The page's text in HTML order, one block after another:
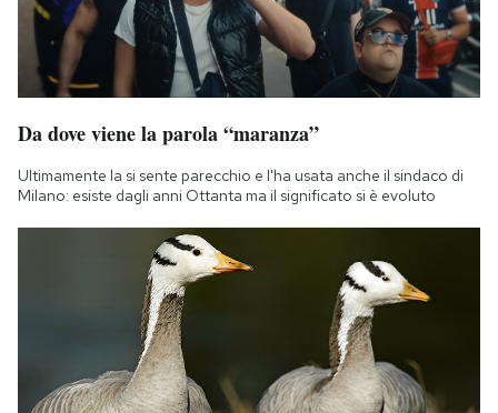
Da dove viene la parola “maranza”
Ultimamente la si sente parecchio e l'ha usata anche il sindaco di
Milano: esiste dagli anni Ottanta ma il significato si è evoluto